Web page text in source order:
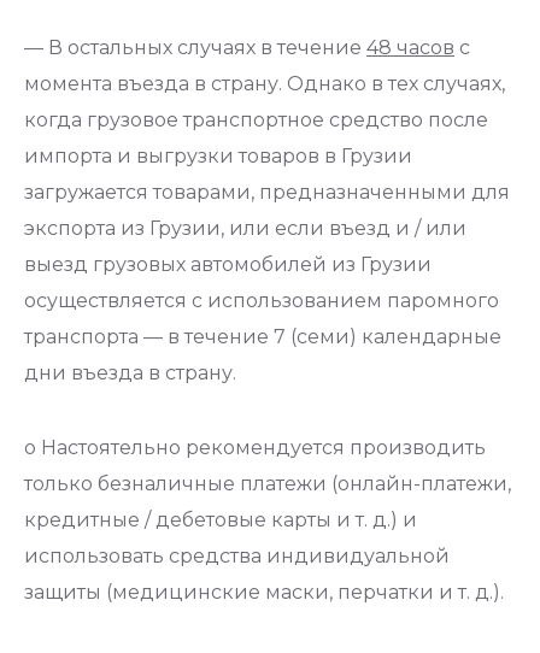
— В остальных случаях в течение 48 часов с
момента въезда в страну. Однако в тех случаях,
когда грузовое транспортное средство после
импорта и выгрузки товаров в Грузии
загружается товарами, предназначенными для
экспорта из Грузии, или если въезд и / или
выезд грузовых автомобилей из Грузии
осуществляется с использованием паромного
транспорта — в течение 7 (семи) календарные
дни въезда в страну.
o Настоятельно рекомендуется производить
только безналичные платежи (онлайн-платежи,
кредитные / дебетовые карты и т. д.) и
использовать средства индивидуальной
защиты (медицинские маски, перчатки и т. д.).